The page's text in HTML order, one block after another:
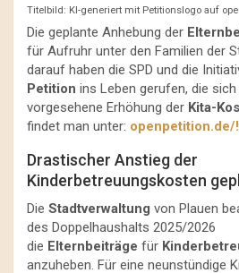
Titelbild: KI-generiert mit Petitionslogo auf
Die geplante Anhebung der
für Aufruhr unter den Familien der
darauf haben die SPD und die
Petition ins Leben gerufen, die sich
vorgesehene Erhöhung der Kita-
findet man unter:
Drastischer Anstieg der
Kinderbetreuungskosten
Die Stadtverwaltung von Plauen
des Doppelhaushalts 2025/2026
die Elternbeiträge für
anzuheben. Für eine neunstündige